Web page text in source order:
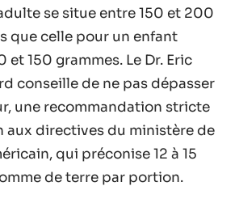
se situe entre 150 et 200
que celle pour un enfant
et 150 grammes. Le Dr. Eric
conseille de ne pas dépasser
une recommandation stricte
aux directives du ministère de
qui préconise 12 à 15
de terre par portion.